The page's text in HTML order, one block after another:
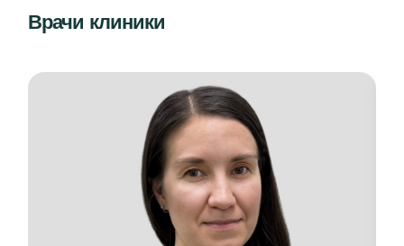
Врачи клиники